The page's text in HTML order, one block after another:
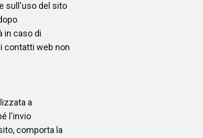
sull'uso del sito
in caso di
contatti web non
a
l'invio
comporta la